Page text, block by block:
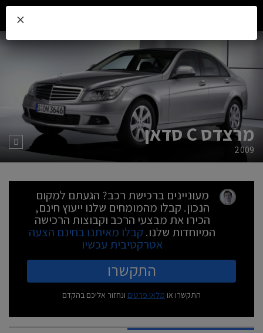
מרצדס C סדאן
2009
מעוניינים ברכישת רכב? הגעתם למקום
הנכון. קבלו מהמומחים שלנו ייעוץ חינם,
הכירו את מבצעי הרכב וקבוצות הרכישה
המיוחדות שלנו. קבלו מאיתנו בחינם הצעה
אטרקטיבית עכשיו
התקשרו
התקשרו או מלאו פרטים ונחזור אליכם בהקדם
×